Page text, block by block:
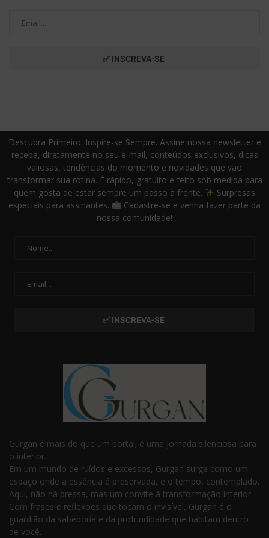
Descubra Primeiro. Inspire-se Sempre. Assine nossa newsletter e
receba, diretamente no seu e-mail, conteúdos exclusivos, dicas
valiosas, tendências do momento e novidades que vão
transformar sua rotina. É rápido, gratuito e feito sob medida para
quem gosta de estar sempre um passo à frente.
Surpresas
especiais para assinantes.
Cadastre-se e venha fazer parte da
nossa comunidade!
Gurgan é mais do que um portal; é uma jornada silenciosa para
o interior.
Em um mundo de ruídos e excessos, Gurgan surge como um
espaço onde a essência é preservada, e o tempo, contemplado.
Aqui, não há pressa, mas um convite à transformação interior.
Com frases e reflexões que tocam o invisível, Gurgan é o
guardião da sabedoria e da profundidade que habitam dentro
de você.